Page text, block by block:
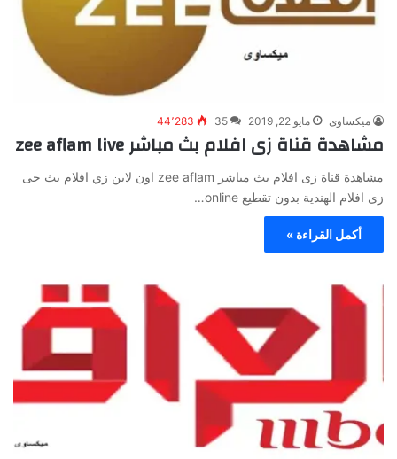
ميكساوى مايو 22, 2019 35 44٬283
مشاهدة قناة زى افلام بث مباشر zee aflam live
مشاهدة قناة زى افلام بث مباشر zee aflam اون لاين زي افلام بث حى
زى افلام الهندية بدون تقطيع online…
أكمل القراءة »